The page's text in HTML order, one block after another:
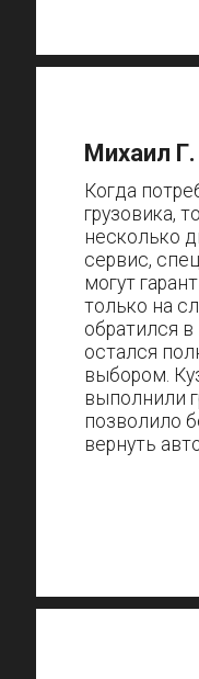
Михаил Г.
Когда
грузовика,
несколько
сервис,
могут
только на
обратился
остался
выбором.
выполнили
позволило
вернуть